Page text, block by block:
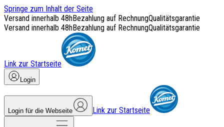
Springe zum Inhalt der Seite
Versand innerhalb 48hBezahlung auf RechnungQualitätsgarantie
Versand innerhalb 48hBezahlung auf RechnungQualitätsgarantie
Link zur Startseite
Login
Login für die Webseite Link zur Startseite